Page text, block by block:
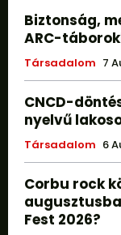
Biztonság,
ARC-
Társadalom 7
CNCD-
nyelvű
Társadalom 6
Corbu rock
Fest 2026?